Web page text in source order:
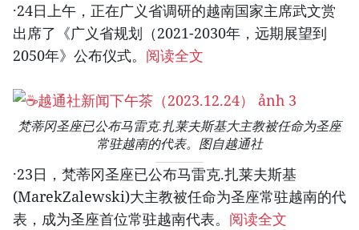
·24日上午，正在广义省调研的越南国家主席武文赏
出席了《广义省规划（2021-2030年，远期展望到
2050年》公布仪式。 阅读全文
梵蒂冈圣座已公布马雷克.扎莱夫斯基大主教被任命为圣座
常驻越南的代表。图自越通社
·23日，梵蒂冈圣座已公布马雷克.扎莱夫斯基
(MarekZalewski)大主教被任命为圣座常驻越南的代
表，成为圣座首位常驻越南代表。 阅读全文